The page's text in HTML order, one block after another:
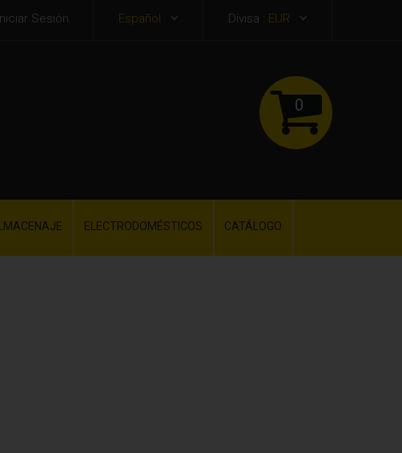
Divisa : EUR
Español
Sesión
0
ELECTRODOMÉSTICOS CATÁLOGO